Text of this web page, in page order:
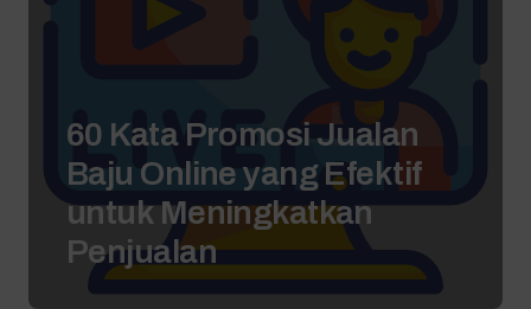
60 Kata Promosi Jualan
Baju Online yang Efektif
untuk Meningkatkan
Penjualan